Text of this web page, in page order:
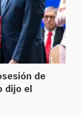
de
dijo el